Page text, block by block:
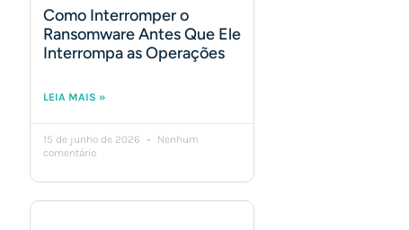
Como Interromper o
Ransomware Antes Que Ele
Interrompa as Operações
LEIA MAIS »
15 de junho de 2026
Nenhum
comentário